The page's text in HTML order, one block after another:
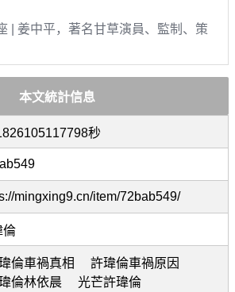
| 姜中平，著名甘草演員、監制、策
本文統計信息
秒
mingxing9.cn/item/72bab549/
倫
倫車禍真相
許瑋倫車禍原因
倫林依晨
光芒許瑋倫